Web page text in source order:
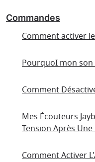
Commandes
Comment activer
PourquoI mon
Comment
Mes Écouteurs
Tension Après
Comment Activer